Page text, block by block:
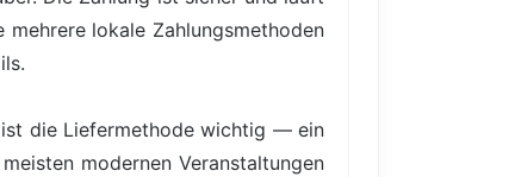
lokale Zahlungsmethoden
die Liefermethode wichtig — ein
modernen Veranstaltungen